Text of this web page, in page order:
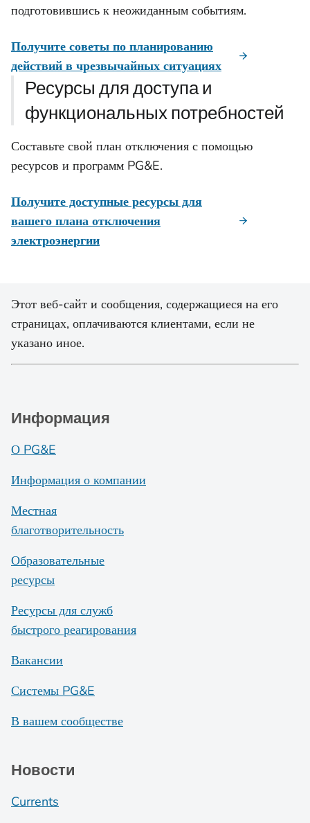
подготовившись к неожиданным событиям.
Получите советы по планированию
действий в чрезвычайных ситуациях
Ресурсы для доступа и
функциональных потребностей
Составьте свой план отключения с помощью
ресурсов и программ PG&E.
Получите доступные ресурсы для
вашего плана отключения
электроэнергии
Этот веб-сайт и сообщения, содержащиеся на его
страницах, оплачиваются клиентами, если не
указано иное.
Информация
О PG&E
Информация о компании
Местная
благотворительность
Образовательные
ресурсы
Ресурсы для служб
быстрого реагирования
Вакансии
Системы PG&E
В вашем сообществе
Новости
Currents